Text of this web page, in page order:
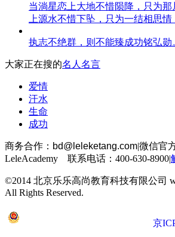
当淌星恋上大地不惜陨降，只为
上源水不惜下坠，只为一结相思情
执志不绝群，则不能臻成功铭弘勋
大家正在搜的名人名言
爱情
汗水
生命
成功
商务合作： bd@leleketang.com|微信官
LeleAcademy 联系电话：400-630-8900|
©2014 北京乐乐高尚教育科技有限公司
All Rights Reserved.
京